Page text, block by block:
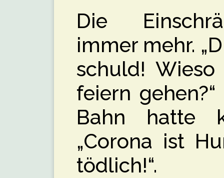
Die
immer mehr.
schuld!
feiern
Bahn hatte
„Corona ist
tödlich!“.